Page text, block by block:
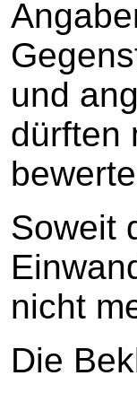
und
dürften
Soweit
nicht
Die